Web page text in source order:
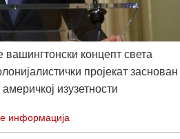
вашингтонски концепт света
пројекат заснован
изузетности
информација